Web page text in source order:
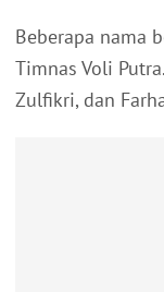
Beberapa nama
Timnas Voli
Zulfikri, dan